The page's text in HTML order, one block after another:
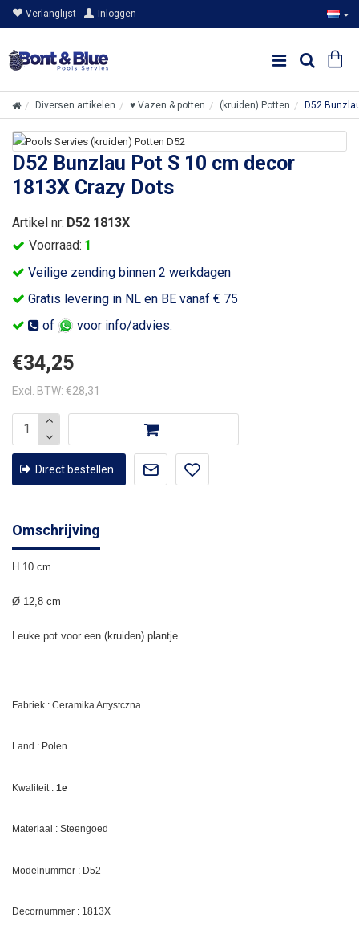
Verlanglijst Inloggen
Diversen artikelen ♥ Vazen & potten (kruiden) Potten D52
D52 Bunzlau Pot S 10 cm decor
1813X Crazy Dots
Veilige zending binnen 2 werkdagen
Gratis levering in NL en BE vanaf € 75
of
voor info/advies.
Voorraad: 1
Artikel nr: D52 1813X
€34,25
Excl. BTW: €28,31
Direct bestellen
Omschrijving
H 10 cm
Ø 12,8 cm
Leuke pot voor een (kruiden) plantje.
Fabriek : Ceramika Artystczna
Land : Polen
Kwaliteit : 1e
Materiaal : Steengoed
Modelnummer : D52
Decornummer : 1813X